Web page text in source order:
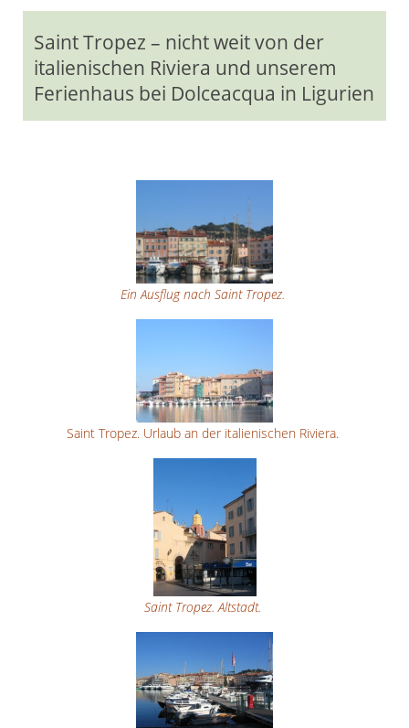
Saint Tropez – nicht weit von der
italienischen Riviera und unserem
Ferienhaus bei Dolceacqua in Ligurien
Ein Ausflug nach Saint Tropez.
Saint Tropez. Urlaub an der italienischen Riviera.
Saint Tropez. Altstadt.